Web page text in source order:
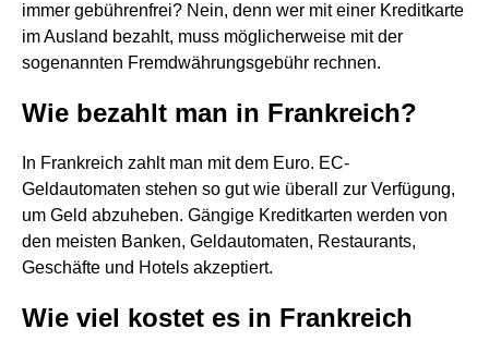
immer gebührenfrei? Nein, denn wer mit einer Kreditkarte
im Ausland bezahlt, muss möglicherweise mit der
sogenannten Fremdwährungsgebühr rechnen.
Wie bezahlt man in Frankreich?
In Frankreich zahlt man mit dem Euro. EC-
Geldautomaten stehen so gut wie überall zur Verfügung,
um Geld abzuheben. Gängige Kreditkarten werden von
den meisten Banken, Geldautomaten, Restaurants,
Geschäfte und Hotels akzeptiert.
Wie viel kostet es in Frankreich